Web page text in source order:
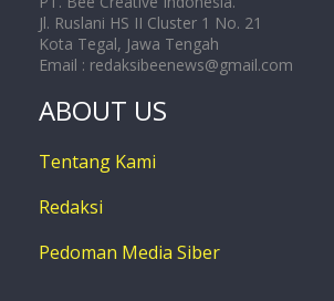
Jl. Ruslani HS II Cluster 1 No. 21
Kota Tegal, Jawa Tengah
Email : redaksibeenews@gmail.com
ABOUT US
Tentang Kami
Redaksi
Pedoman Media Siber